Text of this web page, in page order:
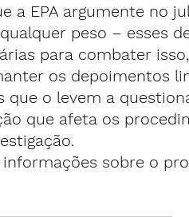
a EPA argumente no
peso – esses
para combater
os depoimentos
o levem a
que afeta os
sobre o